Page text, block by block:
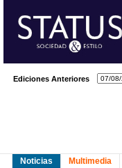
Ediciones Anteriores
Noticias
Multimedia